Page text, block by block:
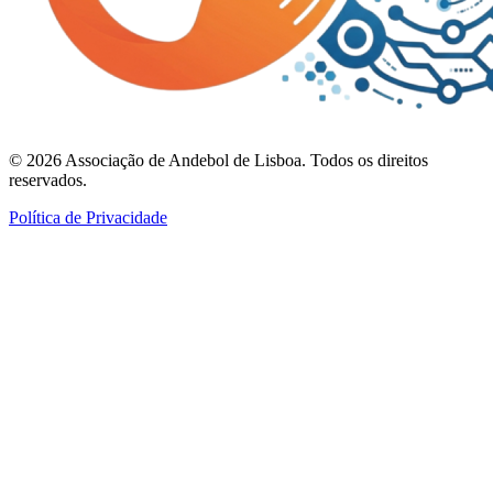
© 2026 Associação de Andebol de Lisboa. Todos os direitos
reservados.
Política de Privacidade